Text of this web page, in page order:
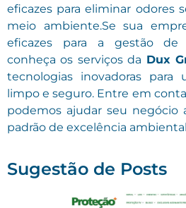
eficazes para eliminar odores
meio ambiente.Se sua
eficazes para a gestão de
conheça os serviços da Dux
tecnologias inovadoras
limpo e seguro. Entre em
podemos ajudar seu negócio
padrão de excelência
Sugestão de Posts